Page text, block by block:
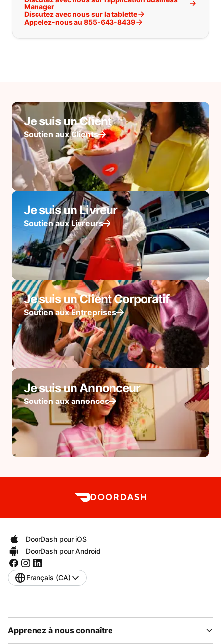
Manager
Discutez avec nous sur la tablette
Appelez-nous au 855-643-8439
Je suis un Client
Soutien aux Clients
Je suis un Livreur
Soutien aux Livreurs
Je suis un Client Corporatif
Soutien aux Entreprises
Je suis un Annonceur
Soutien aux annonces
DoorDash pour iOS
DoorDash pour Android
Français (CA)
Apprenez à nous connaître